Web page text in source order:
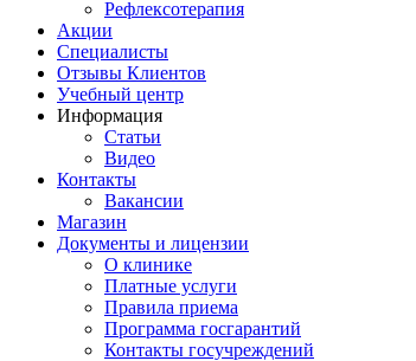
Рефлексотерапия
Акции
Специалисты
Отзывы Клиентов
Учебный центр
Информация
Статьи
Видео
Контакты
Вакансии
Магазин
Документы и лицензии
О клинике
Платные услуги
Правила приема
Программа госгарантий
Контакты госучреждений